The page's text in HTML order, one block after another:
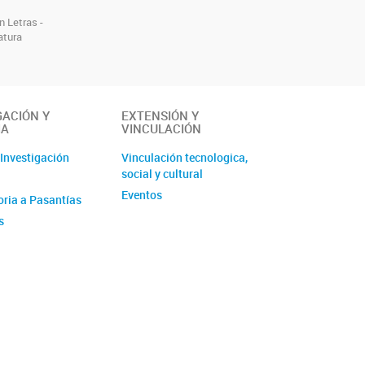
Letras -
Y
a Pasantías
EXTENSIÓN Y
VINCULACIÓN
Vinculación tecnologica,
social y cultural
Eventos